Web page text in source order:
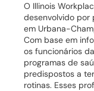
O Illinois
desenvolvido por
em Urbana-
Com base em
os funcionários
programas de
predispostos a
rotinas. Esses